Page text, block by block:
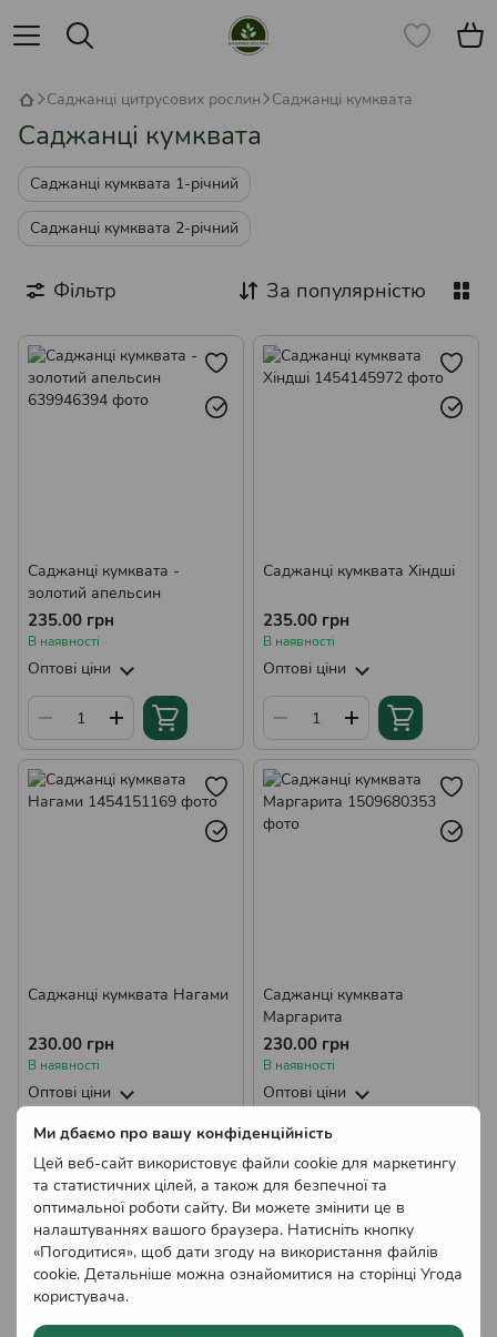
Ми дбаємо про вашу конфіденційність
Цей веб-сайт використовує файли cookie для маркетингу
та статистичних цілей, а також для безпечної та
оптимальної роботи сайту. Ви можете змінити це в
налаштуваннях вашого браузера. Натисніть кнопку
«Погодитися», щоб дати згоду на використання файлів
cookie. Детальніше можна ознайомитися на сторінці Угода
користувача.
Саджанці цитрусових рослин Саджанці кумквата
Саджанці кумквата
Саджанці кумквата 1-річний
Саджанці кумквата 2-річний
Фільтр За популярністю
Саджанці кумквата -
золотий апельсин
235.00 грн
В наявності
Оптові ціни
Саджанці кумквата Хіндші
235.00 грн
В наявності
Оптові ціни
Саджанці кумквата Нагами
230.00 грн
В наявності
Оптові ціни
Саджанці кумквата
Маргарита
230.00 грн
В наявності
Оптові ціни